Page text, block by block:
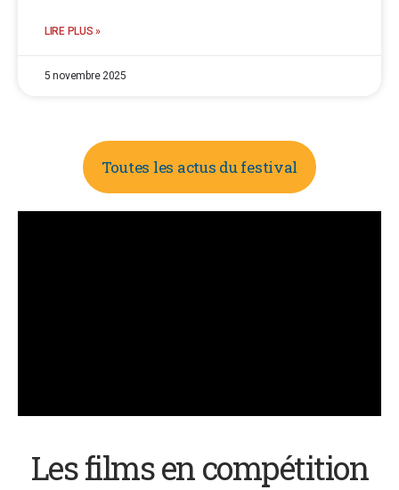
LIRE PLUS »
5 novembre 2025
Toutes les actus du festival
Les films en compétition